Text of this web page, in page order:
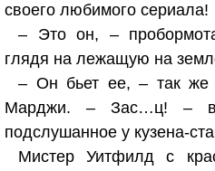
своего любимого сериала!
– Это он, –
глядя на лежащую на
– Он бьет ее, – так же
Марджи. – Зас…ц! –
подслушанное у кузена-
Мистер Уитфилд с